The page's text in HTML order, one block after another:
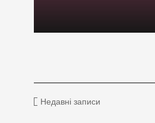
Недавні записи